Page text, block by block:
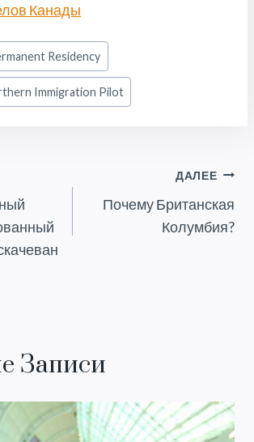
Канады
Residency
Immigration Pilot
ДАЛЕЕ
Почему Британская
Колумбия?
Записи